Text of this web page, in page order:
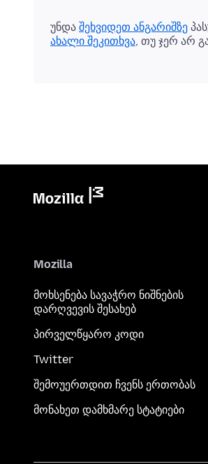
უნდა შეხვიდეთ ანგარიშზე
ახალი შეკითხვა, თუ ჯერ არ
Mozilla
მოხსენება სავაჭრო ნიშნების
დარღვევის შესახებ
პირველწყარო კოდი
Twitter
შემოუერთდით ჩვენს ერთობას
მონახეთ დამხმარე სტატიები